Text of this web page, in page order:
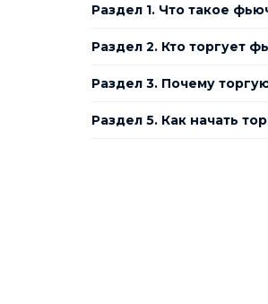
Раздел 1. Что такое
Раздел 2. Кто торгует
Раздел 3. Почему
Раздел 5. Как начать